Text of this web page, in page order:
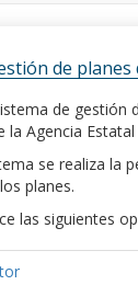
de
de gestión
la Agencia
se realiza la
planes.
las siguientes